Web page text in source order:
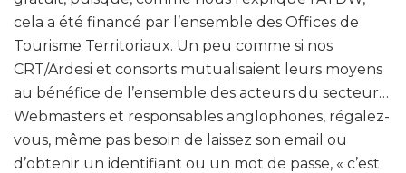
cela a été financé par l’ensemble des Offices de
Tourisme Territoriaux. Un peu comme si nos
CRT/Ardesi et consorts mutualisaient leurs moyens
au bénéfice de l’ensemble des acteurs du secteur…
Webmasters et responsables anglophones, régalez-
vous, même pas besoin de laissez son email ou
d’obtenir un identifiant ou un mot de passe, « c’est